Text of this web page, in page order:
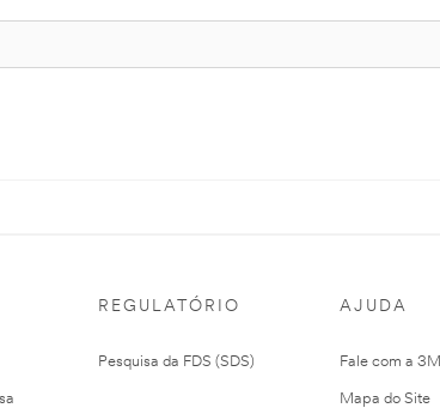
REGULATÓRIO
Pesquisa da FDS (SDS)
AJUDA
Fale com a 3M
Mapa do Site